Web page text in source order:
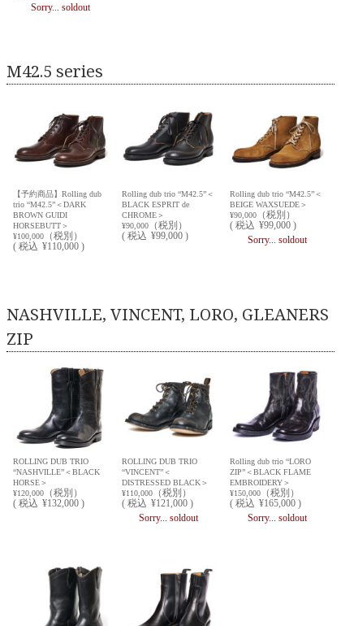
Sorry... soldout
M42.5 series
【予約商品】Rolling dub
trio “M42.5”＜DARK
BROWN GUIDI
HORSEBUTT＞
¥100,000
（税別）
(税込 ¥110,000 )
Rolling dub trio “M42.5”＜
BLACK ESPRIT de
CHROME＞
¥90,000（税別）
( 税込 ¥99,000 )
Rolling dub trio “M42.5”＜
BEIGE WAXSUEDE＞
¥90,000（税別）
( 税込 ¥99,000 )
Sorry... soldout
NASHVILLE, VINCENT, LORO, GLEANERS
ZIP
ROLLING DUB TRIO
“NASHVILLE”＜BLACK
HORSE＞
¥120,000
（税別）
(税込 ¥132,000 )
ROLLING DUB TRIO
“VINCENT”＜
DISTRESSED BLACK＞
¥110,000（税別）
( 税込 ¥121,000 )
Sorry... soldout
Rolling dub trio “LORO
ZIP”＜BLACK FLAME
EMBROIDERY＞
¥150,000（税別）
( 税込 ¥165,000 )
Sorry... soldout